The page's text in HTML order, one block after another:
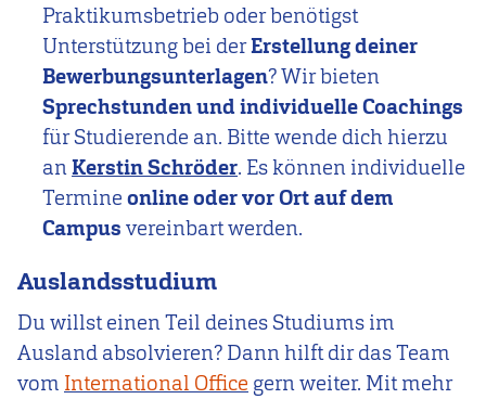
Praktikumsbetrieb oder benötigst
Unterstützung bei derErstellung deiner
Bewerbungsunterlagen? Wir bieten
Sprechstunden und individuelle Coachings
für Studierende an. Bitte wende dich hierzu
anKerstin Schröder. Es können individuelle
Termineonline oder vor Ort auf dem
Campus vereinbart werden.
Auslandsstudium
Du willst einen Teil deines Studiums im
Ausland absolvieren? Dann hilft dir das Team
vom International Office gern weiter. Mit mehr